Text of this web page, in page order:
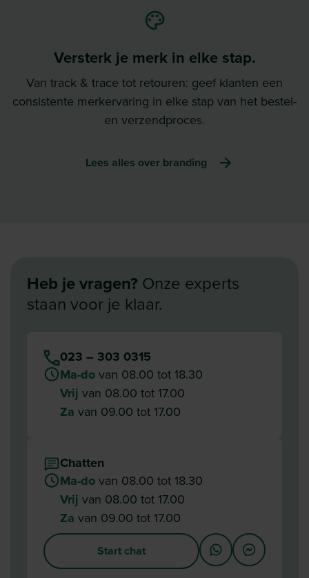
Versterk je merk in elke stap.
Van track & trace tot retouren: geef klanten een
consistente merkervaring in elke stap van het bestel-
en verzendproces.
Lees alles over branding
Heb je vragen? Onze experts
staan voor je klaar.
023 – 303 0315
Ma-do van 08.00 tot 18.30
Vrij van 08.00 tot 17.00
Za van 09.00 tot 17.00
Chatten
Ma-do van 08.00 tot 18.30
Vrij van 08.00 tot 17.00
Za van 09.00 tot 17.00
Start chat